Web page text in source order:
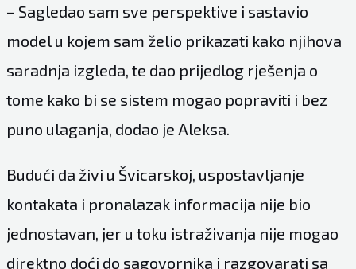
– Sagledao sam sve perspektive i sastavio
model u kojem sam želio prikazati kako njihova
saradnja izgleda, te dao prijedlog rješenja o
tome kako bi se sistem mogao popraviti i bez
puno ulaganja, dodao je Aleksa.
Budući da živi u Švicarskoj, uspostavljanje
kontakata i pronalazak informacija nije bio
jednostavan, jer u toku istraživanja nije mogao
direktno doći do sagovornika i razgovarati sa